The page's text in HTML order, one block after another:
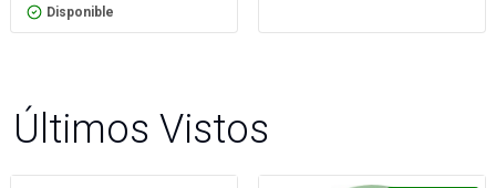
Disponible
Últimos Vistos